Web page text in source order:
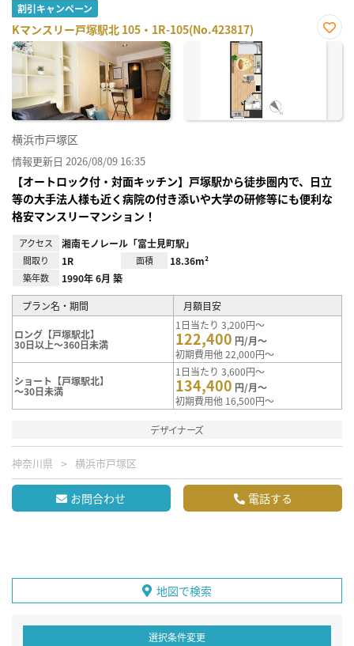
割引キャンペーン
Kマンスリー戸塚駅北 105・1R-105(No.423817)
お気
横浜市戸塚区
情報更新日 2026/08/09 16:35
【オートロック付・対面キッチン】戸塚駅から徒歩圏内で、日立
等の大手法人様も近く病院の付き添いや大学の研修等にも便利な
格安マンスリーマンション！
アクセス 湘南モノレール「富士見町駅」
間取り 1R 面積 18.36m²
築年数 1990年 6月 築
プラン名・期間 月額目安
ロング【戸塚駅北】
30日以上～360日未満
1日当たり 3,200円～
122,400 円/月～
初期費用他 22,000円～
ショート【戸塚駅北】
～30日未満
1日当たり 3,600円～
134,400 円/月～
初期費用他 16,500円～
デザイナーズ
神奈川県 横浜市戸塚区
お問合わせ 電話する
地図で検索
選択条件変更